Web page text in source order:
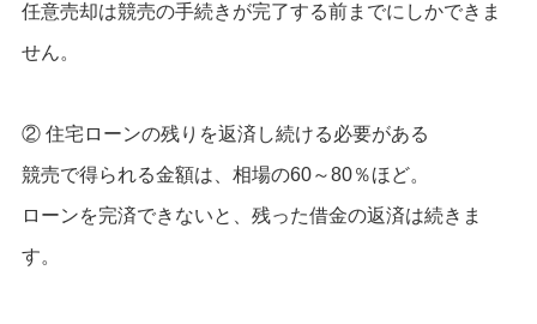
任意売却は競売の手続きが完了する前までにしかできま
せん。
② 住宅ローンの残りを返済し続ける必要がある
競売で得られる金額は、相場の60～80％ほど。
ローンを完済できないと、残った借金の返済は続きま
す。